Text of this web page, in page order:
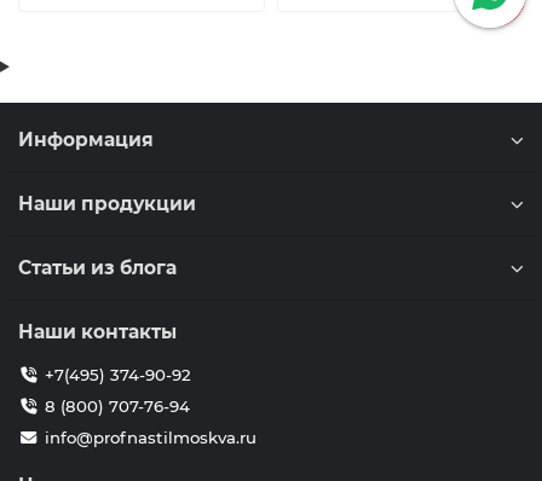
Информация
Наши продукции
Статьи из блога
Наши контакты
+7(495) 374-90-92
8 (800) 707-76-94
info@profnastilmoskva.ru